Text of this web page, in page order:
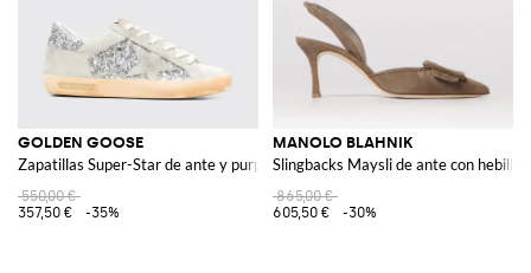
GOLDEN GOOSE
Zapatillas Super-Star de ante y purpurina efecto usado
550,00 €
357,50 €
-35%
MANOLO BLAHNIK
Slingbacks Maysli de ante con hebilla
865,00 €
605,50 €
-30%